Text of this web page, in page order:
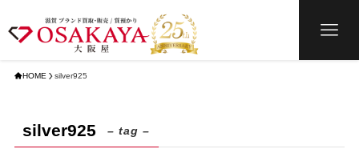
HOME silver925
silver925 – tag –